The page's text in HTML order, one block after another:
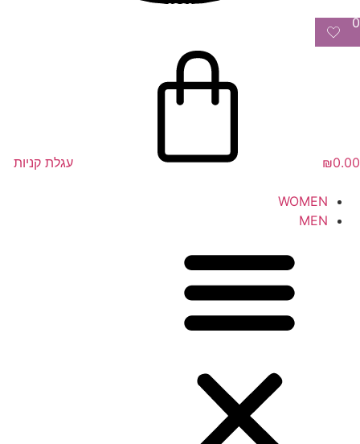
0
₪0.00 עגלת קניות
WOMEN
MEN